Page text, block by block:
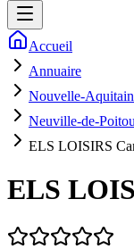
Accueil
Annuaire
Nouvelle-
Neuville-de-Poitou
ELS LOISIRS
ELS